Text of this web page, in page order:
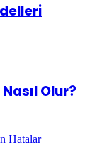
Olur?